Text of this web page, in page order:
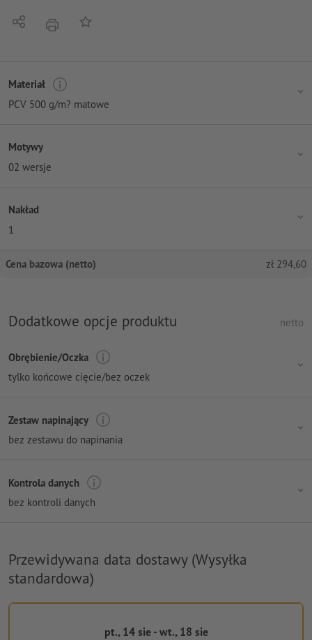
UdostępnijNacisnąćDo listy obserwowanych
Materiał
PCV 500 g/m? matowe
Motywy
02 wersje
Nakład
1
Cena bazowa (netto) zł 294,60
Dodatkowe opcje produktu netto
Obrębienie/Oczka
tylko końcowe cięcie/bez oczek
Zestaw napinający
bez zestawu do napinania
Kontrola danych
bez kontroli danych
Przewidywana data dostawy (Wysyłka
standardowa)
pt., 14 sie - wt., 18 sie